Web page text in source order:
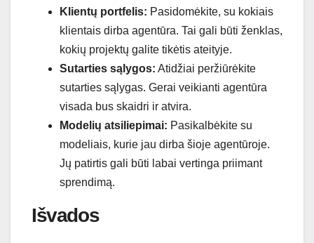
Klientų portfelis: Pasidomėkite, su kokiais
klientais dirba agentūra. Tai gali būti ženklas,
kokių projektų galite tikėtis ateityje.
Sutarties sąlygos: Atidžiai peržiūrėkite
sutarties sąlygas. Gerai veikianti agentūra
visada bus skaidri ir atvira.
Modelių atsiliepimai: Pasikalbėkite su
modeliais, kurie jau dirba šioje agentūroje.
Jų patirtis gali būti labai vertinga priimant
sprendimą.
Išvados